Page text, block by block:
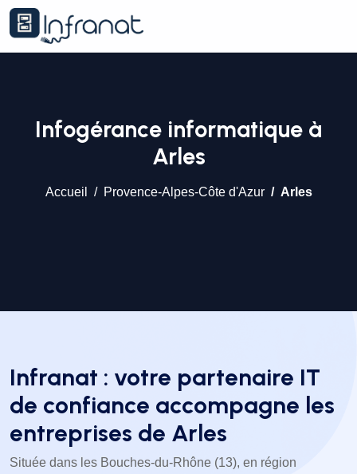
Infogérance informatique à
Arles
Accueil Provence-Alpes-Côte d'Azur Arles
Infranat : votre partenaire IT
de confiance accompagne les
entreprises de Arles
Située dans les Bouches-du-Rhône (13), en région